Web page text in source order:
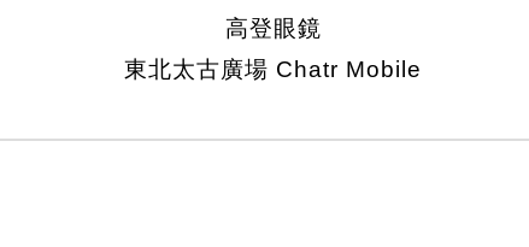
高登眼鏡
東北太古廣場 Chatr Mobile